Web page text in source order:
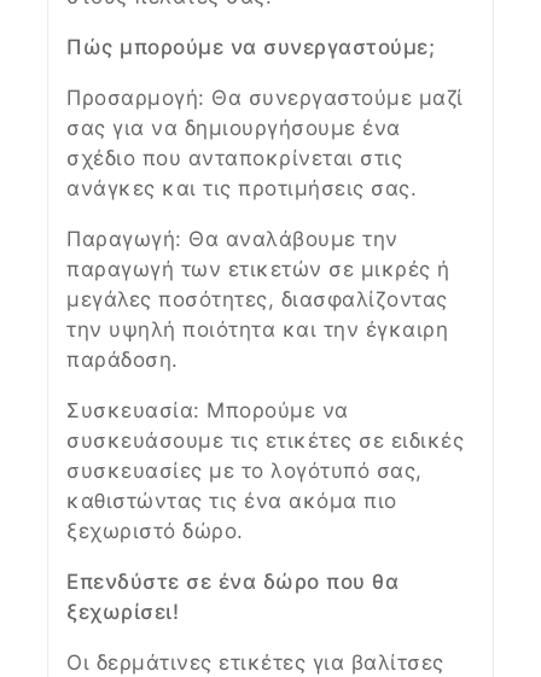
Πώς μπορούμε να συνεργαστούμε;
Προσαρμογή: Θα συνεργαστούμε μαζί
σας για να δημιουργήσουμε ένα
σχέδιο που ανταποκρίνεται στις
ανάγκες και τις προτιμήσεις σας.
Παραγωγή: Θα αναλάβουμε την
παραγωγή των ετικετών σε μικρές ή
μεγάλες ποσότητες, διασφαλίζοντας
την υψηλή ποιότητα και την έγκαιρη
παράδοση.
Συσκευασία: Μπορούμε να
συσκευάσουμε τις ετικέτες σε ειδικές
συσκευασίες με το λογότυπό σας,
καθιστώντας τις ένα ακόμα πιο
ξεχωριστό δώρο.
Επενδύστε σε ένα δώρο που θα
ξεχωρίσει!
Οι δερμάτινες ετικέτες για βαλίτσες